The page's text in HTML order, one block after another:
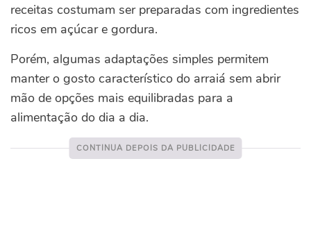
receitas costumam ser preparadas com ingredientes
ricos em açúcar e gordura.
Porém, algumas adaptações simples permitem
manter o gosto característico do arraiá sem abrir
mão de opções mais equilibradas para a
alimentação do dia a dia.